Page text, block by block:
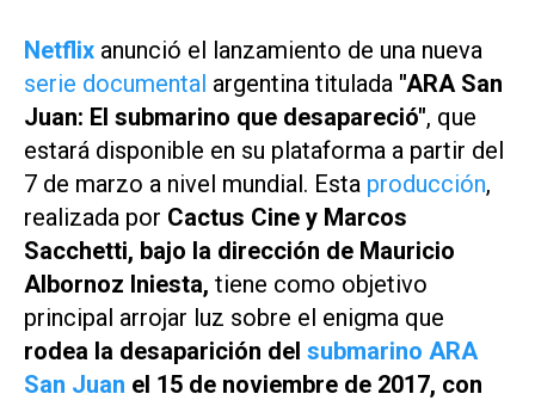
Netflix anunció el lanzamiento de una nueva
serie documental argentina titulada "ARA San
Juan: El submarino que desapareció", que
estará disponible en su plataforma a partir del
7 de marzo a nivel mundial. Esta producción,
realizada por Cactus Cine y Marcos
Sacchetti, bajo la dirección de Mauricio
Albornoz Iniesta, tiene como objetivo
principal arrojar luz sobre el enigma que
rodea la desaparición del submarino ARA
San Juan el 15 de noviembre de 2017, con